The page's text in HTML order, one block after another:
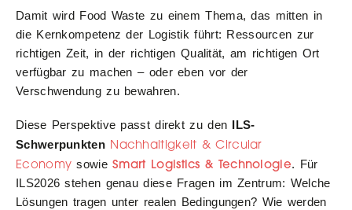
Damit wird Food Waste zu einem Thema, das mitten in
die Kernkompetenz der Logistik führt: Ressourcen zur
richtigen Zeit, in der richtigen Qualität, am richtigen Ort
verfügbar zu machen – oder eben vor der
Verschwendung zu bewahren.
Diese Perspektive passt direkt zu den ILS-
Schwerpunkten Nachhaltigkeit & Circular
Economy sowie Smart Logistics & Technologie. Für
ILS2026 stehen genau diese Fragen im Zentrum: Welche
Lösungen tragen unter realen Bedingungen? Wie werden